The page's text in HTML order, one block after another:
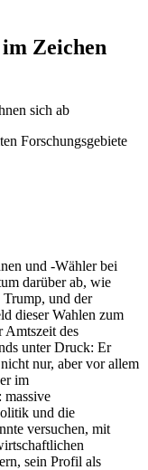
Zeichen
sich ab
Forschungsgebiete
und -Wähler bei
darüber ab, wie
und der
dieser Wahlen zum
Amtszeit des
unter Druck: Er
nur, aber vor allem
im
massive
und die
versuchen, mit
sein Profil als